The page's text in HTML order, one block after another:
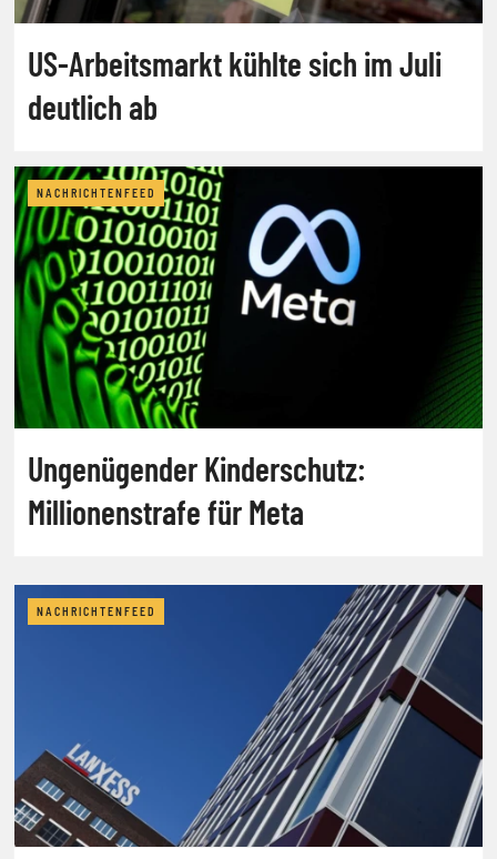
US-Arbeitsmarkt kühlte sich im Juli
deutlich ab
NACHRICHTENFEED
Ungenügender Kinderschutz:
Millionenstrafe für Meta
NACHRICHTENFEED